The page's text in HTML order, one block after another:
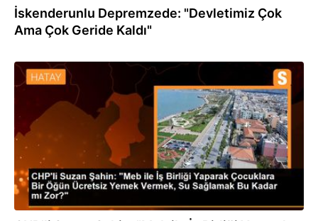
İskenderunlu Depremzede: "Devletimiz Çok
Ama Çok Geride Kaldı"
10.12.2022